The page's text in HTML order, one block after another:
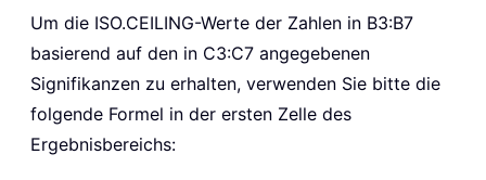
Um die ISO.CEILING-Werte der Zahlen in B3:B7
basierend auf den in C3:C7 angegebenen
Signifikanzen zu erhalten, verwenden Sie bitte die
folgende Formel in der ersten Zelle des
Ergebnisbereichs: